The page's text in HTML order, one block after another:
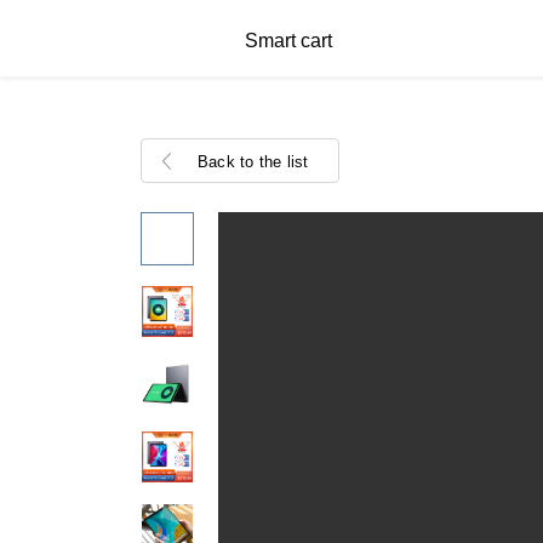
Smart cart
Back to the list